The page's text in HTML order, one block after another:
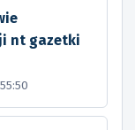
nt gazetki